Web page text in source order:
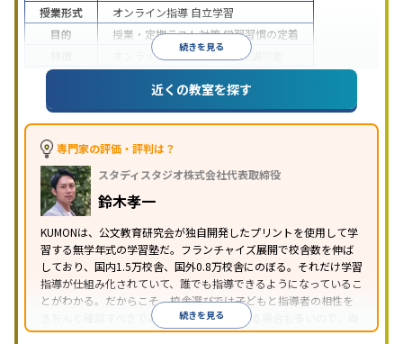
続きを見る
授業形式
オンライン指導 自立学習
目的
授業・定期テスト対策学習習慣の定着
オンライン対応1科目から受講可能
近くの教室を探す
専門家の評価・評判は？
スタディスタジオ株式会社代表取締役
鈴木孝一
KUMONは、公文教育研究会が独自開発したプリントを使用して学
習する無学年式の学習塾だ。フランチャイズ展開で校舎数を伸ば
しており、国内1.5万校舎、国外0.8万校舎にのぼる。それだけ学習
指導が仕組み化されていて、誰でも指導できるようになっているこ
とがわかる。だからこそ、校舎選びでは子どもと指導者の相性を
きちんと確認すべきである。近所に2校舎ある場合も多いので、両
方見学してみることをオススメする。
続きを見る